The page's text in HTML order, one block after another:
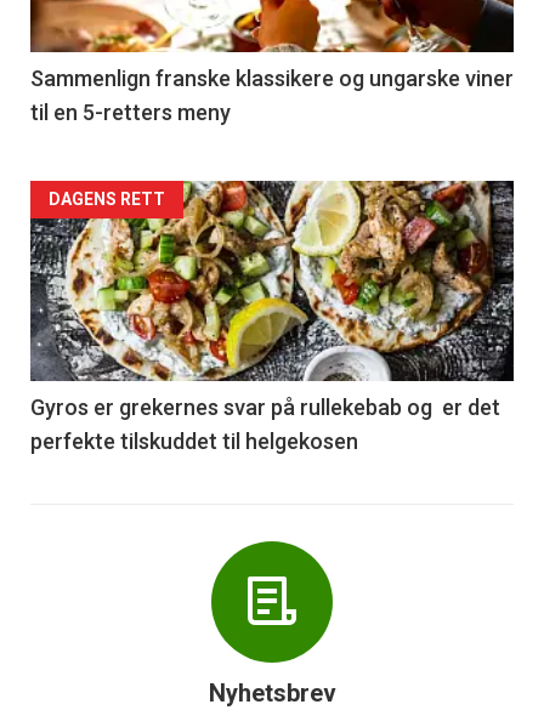
-
5
Sammenlign franske klassikere og ungarske viner
til en 5-retters meny
Forsiden
akkurat
nå
-
6
DAGENS RETT
Gyros er grekernes svar på rullekebab og er det
perfekte tilskuddet til helgekosen
Nyhetsbrev